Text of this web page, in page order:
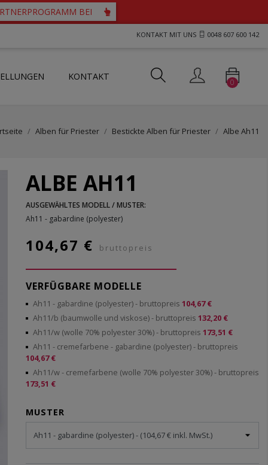
BEI
KONTAKT MIT UNS 0048 607 600 142
KONTAKT
0
Alben für Priester Bestickte Alben für Priester Albe Ah11
ALBE AH11
AUSGEWÄHLTES MODELL / MUSTER:
Ah11 - gabardine (polyester)
104,67 € bruttopreis
VERFÜGBARE MODELLE
Ah11 - gabardine (polyester)- bruttopreis 104,67 €
Ah11/b (baumwolle und viskose)- bruttopreis 132,20 €
Ah11/w (wolle 70% polyester 30%)- bruttopreis 173,51 €
Ah11 - cremefarbene - gabardine (polyester)- bruttopreis
104,67 €
Ah11/w - cremefarbene (wolle 70% polyester 30%)- bruttopreis
173,51 €
MUSTER